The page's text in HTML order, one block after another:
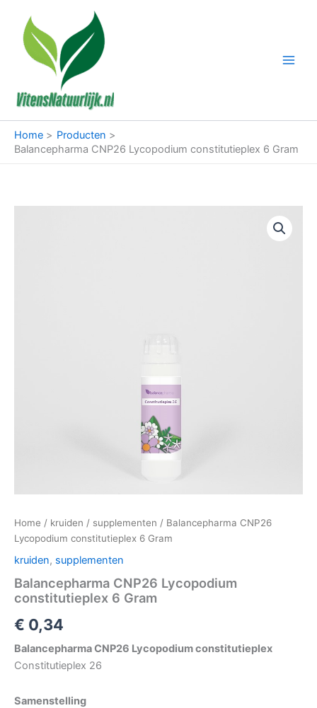
inhoud
Home
Producten
Balancepharma CNP26 Lycopodium constitutieplex 6 Gram
Home / kruiden / supplementen / Balancepharma CNP26
Lycopodium constitutieplex 6 Gram
kruiden, supplementen
Balancepharma CNP26 Lycopodium
constitutieplex 6 Gram
€ 0,34
Balancepharma CNP26 Lycopodium constitutieplex
Constitutieplex 26
Samenstelling